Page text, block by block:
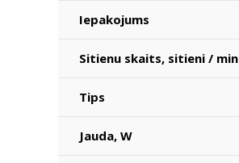
Iepakojums
Sitienu skaits, sitieni / min
Tips
Jauda, ​​W